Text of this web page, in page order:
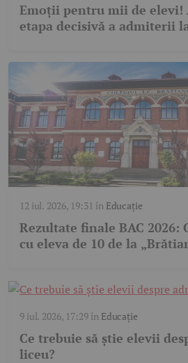
Emoții pentru mii de elevi!
etapa decisivă a admiterii
12 iul. 2026, 19:31 în Educație
Rezultate finale BAC 2026:
cu eleva de 10 de la
9 iul. 2026, 17:29în Educație
Ce trebuie să știe elevii
liceu?